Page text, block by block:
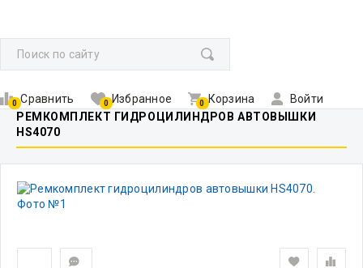
0 Сравнить 0 Избранное 0 Корзина
Войти
РЕМКОМПЛЕКТ ГИДРОЦИЛИНДРОВ АВТОВЫШКИ
HS4070